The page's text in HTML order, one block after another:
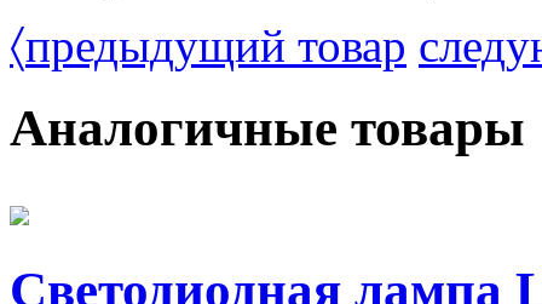
〈предыдущий товар
Аналогичные товары
Светодиодная лампа